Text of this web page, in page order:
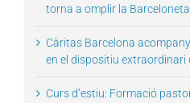
torna a omplir la Barceloneta
Càritas Barcelona
en el dispositiu extraordinari
Curs d’estiu: Formació